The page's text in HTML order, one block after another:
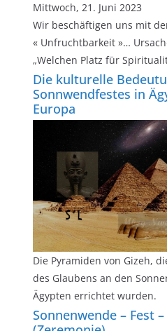
Mittwoch, 21. Juni 2023
Wir beschäftigen uns mit
« Unfruchtbarkeit »…
„Welchen Platz für
Die kulturelle
Sonnwendfestes in
Europa
Die Pyramiden von Gizeh,
des Glaubens an den
Ägypten errichtet wurden.
Sonnenwende – Fest